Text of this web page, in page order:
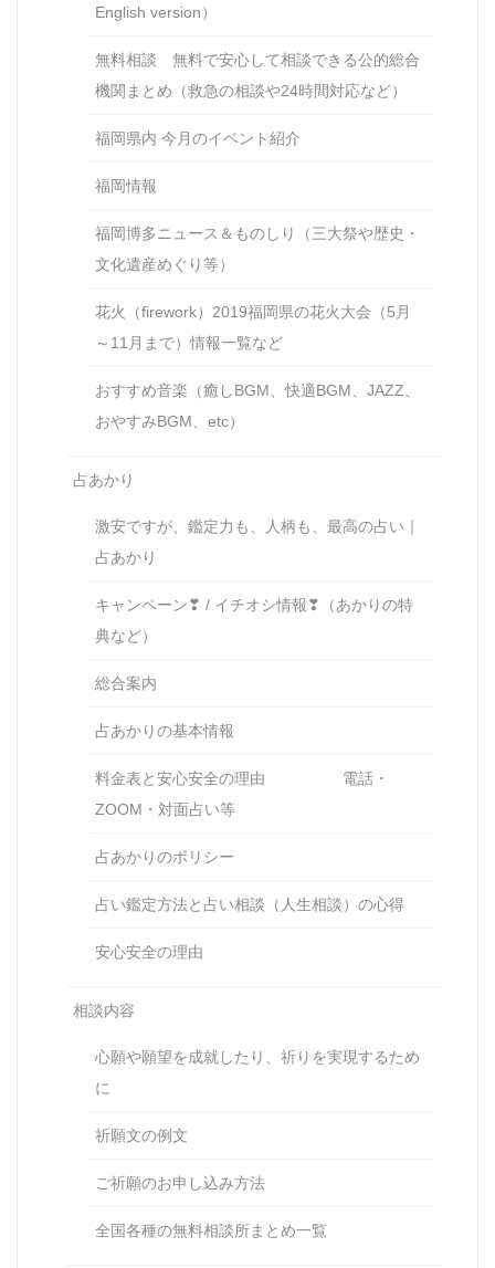
English version）
無料相談 無料で安心して相談できる公的総合
機関まとめ（救急の相談や24時間対応など）
福岡県内 今月のイベント紹介
福岡情報
福岡博多ニュース＆ものしり（三大祭や歴史・
文化遺産めぐり等）
花火（firework）2019福岡県の花火大会（5月
～11月まで）情報一覧など
おすすめ音楽（癒しBGM、快適BGM、JAZZ、
おやすみBGM、etc）
占あかり
激安ですが、鑑定力も、人柄も、最高の占い｜
占あかり
キャンペーン❣ / イチオシ情報❣（あかりの特
典など）
総合案内
占あかりの基本情報
料金表と安心安全の理由 電話・
ZOOM・対面占い等
占あかりのポリシー
占い鑑定方法と占い相談（人生相談）の心得
安心安全の理由
相談内容
心願や願望を成就したり、祈りを実現するため
に
祈願文の例文
ご祈願のお申し込み方法
全国各種の無料相談所まとめ一覧